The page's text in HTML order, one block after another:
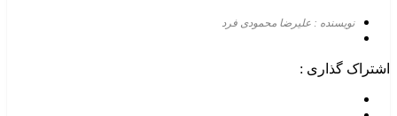
نویسنده : علیرضا محمودی فرد
اشتراک گذاری :